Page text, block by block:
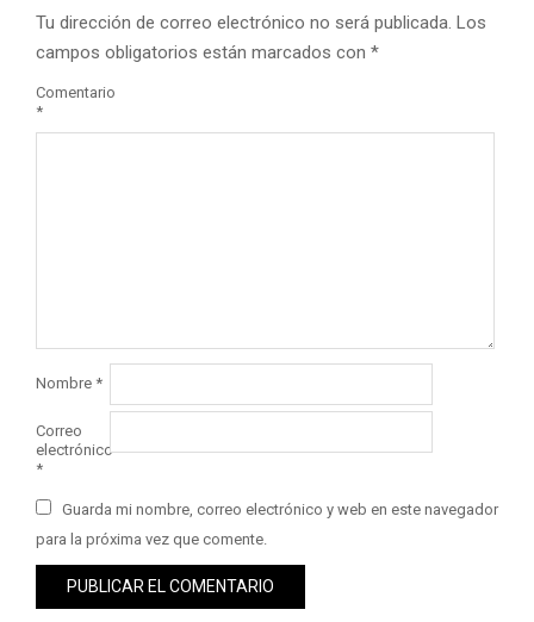
Tu dirección de correo electrónico no será publicada. Los
campos obligatorios están marcados con *
Comentario
*
Nombre *
Correo
electrónico
*
Guarda mi nombre, correo electrónico y web en este navegador
para la próxima vez que comente.